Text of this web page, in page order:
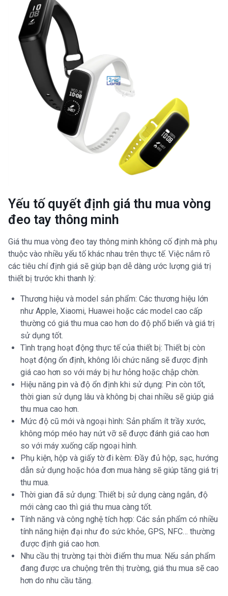
Yếu tố quyết định giá thu mua vòng
đeo tay thông minh
Giá thu mua vòng đeo tay thông minh không cố định mà phụ
thuộc vào nhiều yếu tố khác nhau trên thực tế. Việc nắm rõ
các tiêu chí định giá sẽ giúp bạn dễ dàng ước lượng giá trị
thiết bị trước khi thanh lý:
Thương hiệu và model sản phẩm: Các thương hiệu lớn
như Apple, Xiaomi, Huawei hoặc các model cao cấp
thường có giá thu mua cao hơn do độ phổ biến và giá trị
sử dụng tốt.
Tình trạng hoạt động thực tế của thiết bị: Thiết bị còn
hoạt động ổn định, không lỗi chức năng sẽ được định
giá cao hơn so với máy bị hư hỏng hoặc chập chờn.
Hiệu năng pin và độ ổn định khi sử dụng: Pin còn tốt,
thời gian sử dụng lâu và không bị chai nhiều sẽ giúp giá
thu mua cao hơn.
Mức độ cũ mới và ngoại hình: Sản phẩm ít trầy xước,
không móp méo hay nứt vỡ sẽ được đánh giá cao hơn
so với máy xuống cấp ngoại hình.
Phụ kiện, hộp và giấy tờ đi kèm: Đầy đủ hộp, sạc, hướng
dẫn sử dụng hoặc hóa đơn mua hàng sẽ giúp tăng giá trị
thu mua.
Thời gian đã sử dụng: Thiết bị sử dụng càng ngắn, độ
mới càng cao thì giá thu mua càng tốt.
Tính năng và công nghệ tích hợp: Các sản phẩm có nhiều
tính năng hiện đại như đo sức khỏe, GPS, NFC… thường
được định giá cao hơn.
Nhu cầu thị trường tại thời điểm thu mua: Nếu sản phẩm
đang được ưa chuộng trên thị trường, giá thu mua sẽ cao
hơn do nhu cầu tăng.